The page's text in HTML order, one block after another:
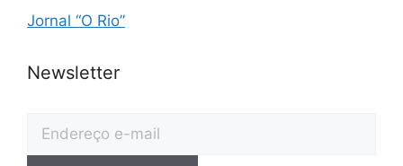
Jornal “O Rio”
Newsletter